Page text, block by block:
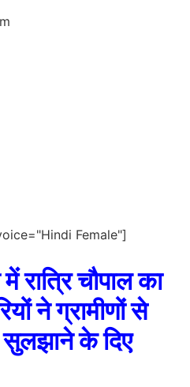
Female"]
रात्रि चौपाल का
ने ग्रामीणों से
के दिए